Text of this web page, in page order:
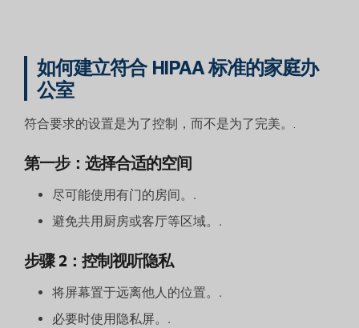
如何建立符合 HIPAA 标准的家庭办
公室
符合要求的设置是为了控制，而不是为了完美。.
第一步：选择合适的空间
尽可能使用有门的房间。.
避免共用厨房或客厅等区域。.
步骤 2：控制视听隐私
将屏幕置于远离他人的位置。.
必要时使用隐私屏。.